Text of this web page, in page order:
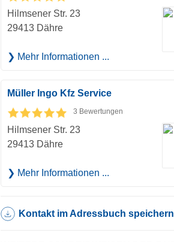
Hilmsener Str. 23
29413 Dähre
Mehr Informationen ...
Müller Ingo Kfz Service
3 Bewertungen
Hilmsener Str. 23
29413 Dähre
Mehr Informationen ...
Kontakt im Adressbuch speichern